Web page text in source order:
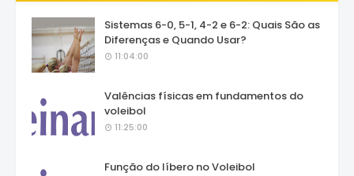
Sistemas 6-0, 5-1, 4-2 e 6-2: Quais São as
Diferenças e Quando Usar?
11:04:00
Valências físicas em fundamentos do
voleibol
11:25:00
Função do líbero no Voleibol